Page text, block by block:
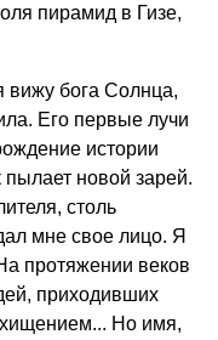
пирамид в Гизе,
вижу бога Солнца,
Его первые лучи
истории
пылает новой зарей.
столь
мне свое лицо. Я
протяжении веков
приходивших
Но имя,